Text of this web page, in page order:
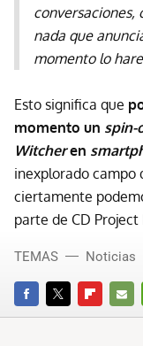
conversaciones,
nada que
momento lo
Esto significa que
momento un spin-
Witcheren
inexplorado campo
ciertamente
parte de CD
FACEBOOKTWITTERFLIPBOARD
E-
TEMAS Noticias